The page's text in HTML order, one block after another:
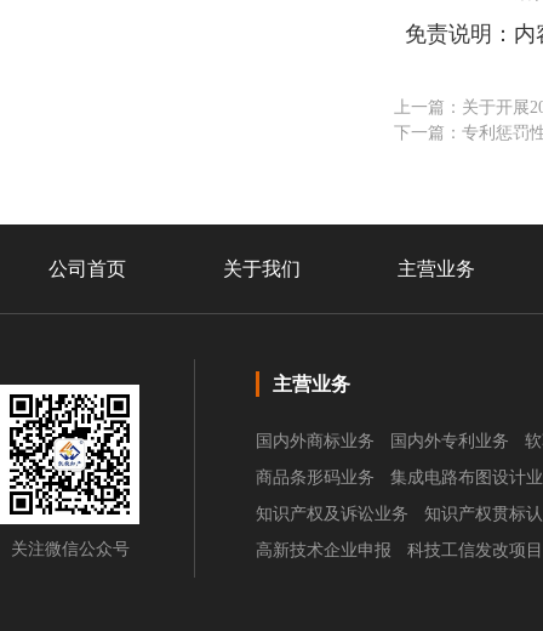
免责说明：
上一篇：关于开展
下一篇：专利惩罚
公司首页 关于我们 主营业务
关注微信公众号
主营业务
国内外商标业务 国内外专利业务
商品条形码业务
集成电路布图设计
知识产权及诉讼业务
知识产权贯标
高新技术企业申报
科技工信发改项